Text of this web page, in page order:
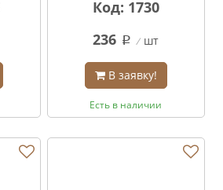
Код: 1730
236 q шт
В заявку!
Есть в наличии